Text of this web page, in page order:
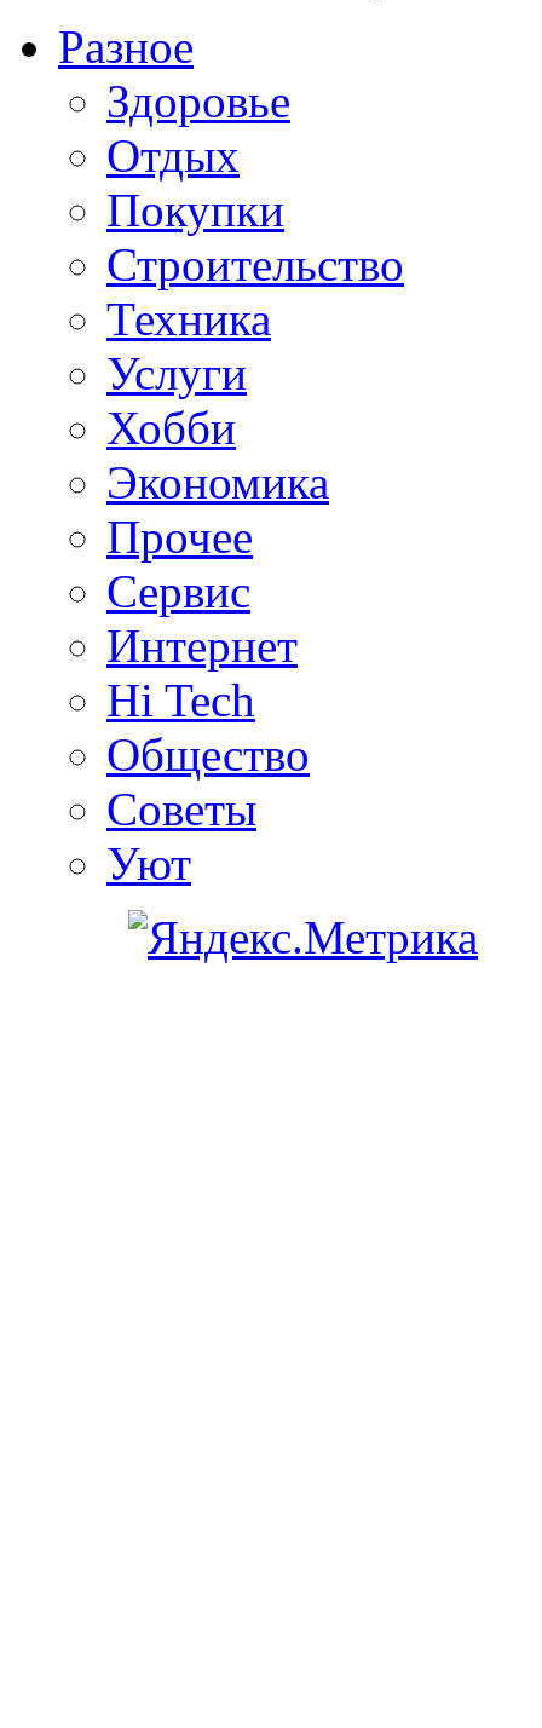
Разное
Здоровье
Отдых
Покупки
Строительство
Техника
Услуги
Хобби
Экономика
Прочее
Сервис
Интернет
Hi Tech
Общество
Советы
Уют